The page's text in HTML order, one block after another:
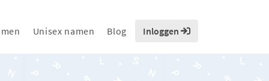
Unisex namen Blog Inloggen